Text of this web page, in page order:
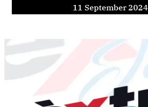
11 September 2024